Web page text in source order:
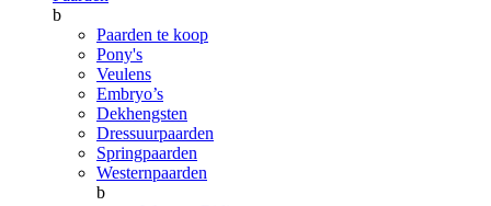
b
Paarden te koop
Pony's
Veulens
Embryo’s
Dekhengsten
Dressuurpaarden
Springpaarden
Westernpaarden
b